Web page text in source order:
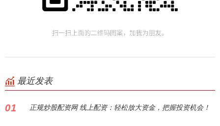
最近发表
01 正规炒股配资网 线上配资：轻松放大资金，把握投资机会！